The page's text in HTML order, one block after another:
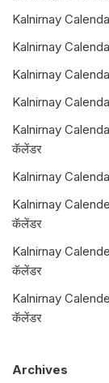
Kalnirnay
Kalnirnay
Kalnirnay
Kalnirnay
Kalnirnay
कॅलेंडर
Kalnirnay
Kalnirnay
कॅलेंडर
Kalnirnay
कॅलेंडर
Kalnirnay
कॅलेंडर
Archives